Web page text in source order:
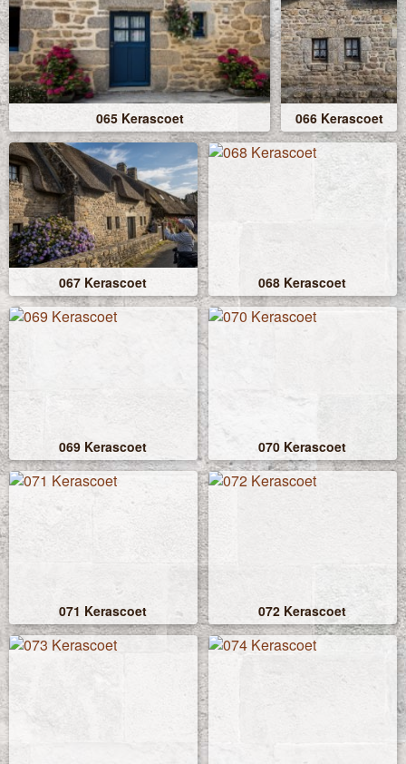
065 Kerascoet 066 Kerascoet
067 Kerascoet 068 Kerascoet
069 Kerascoet 070 Kerascoet
071 Kerascoet 072 Kerascoet